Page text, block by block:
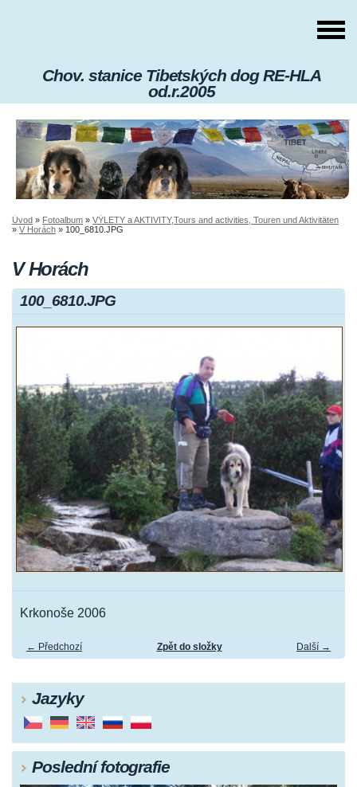
Chov. stanice Tibetských dog RE-HLA
od.r.2005
Úvod » Fotoalbum » VÝLETY a AKTIVITY,Tours and activities, Touren und Aktivitäten
» V Horách » 100_6810.JPG
V Horách
100_6810.JPG
Krkonoše 2006
← Předchozí Další →
Zpět do složky
Jazyky
Poslední fotografie